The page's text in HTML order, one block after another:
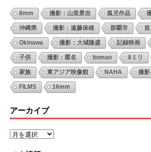
8mm 撮影：山里景吉 孤児作品
沖縄県 撮影：遠藤保雄 那覇市
Okinawa 撮影：大城隆盛 記録映画
子供 撮影：匿名 Itoman 8ミリ
家族 東アジア映像館 NAHA 撮
FILMS 16mm
アーカイブ